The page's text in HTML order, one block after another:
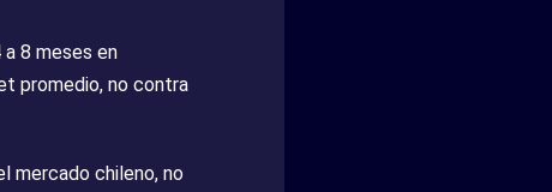
8 meses en
promedio, no contra
mercado chileno, no